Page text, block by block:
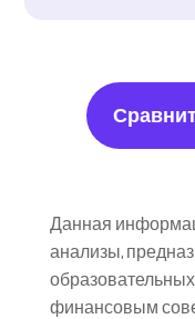
Данная
анализы,
финансовым